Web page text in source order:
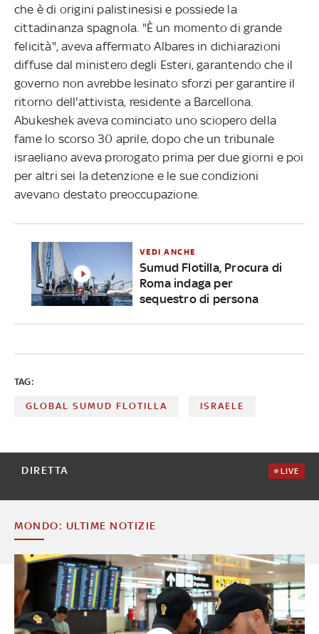
che è di origini palistinesisi e possiede la
cittadinanza spagnola. "È un momento di grande
felicità", aveva affermato Albares in dichiarazioni
diffuse dal ministero degli Esteri, garantendo che il
governo non avrebbe lesinato sforzi per garantire il
ritorno dell'attivista, residente a Barcellona.
Abukeshek aveva cominciato uno sciopero della
fame lo scorso 30 aprile, dopo che un tribunale
israeliano aveva prorogato prima per due giorni e poi
per altri sei la detenzione e le sue condizioni
avevano destato preoccupazione.
VEDI ANCHE
Sumud Flotilla, Procura di
Roma indaga per
sequestro di persona
TAG:
GLOBAL SUMUD FLOTILLA ISRAELE
DIRETTA LIVE
MONDO: ULTIME NOTIZIE